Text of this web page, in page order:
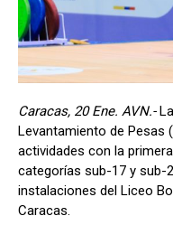
Caracas, 20 Ene. AVN.-
Levantamiento de Pesas
actividades con la
categorías sub-17 y sub-
instalaciones del Liceo
Caracas.